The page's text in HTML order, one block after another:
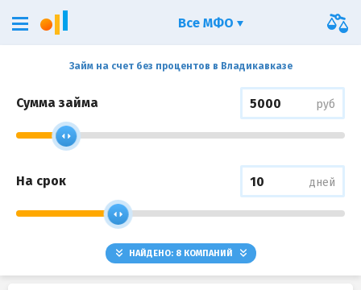
Займ на счет без процентов в Владикавказе
Сумма займа руб
На срок дней
НАЙДЕНО: 8КОМПАНИЙ
Все МФО